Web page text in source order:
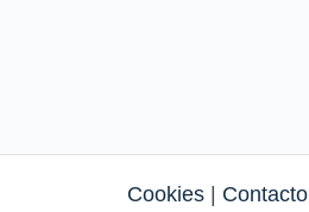
Cookies Contacto